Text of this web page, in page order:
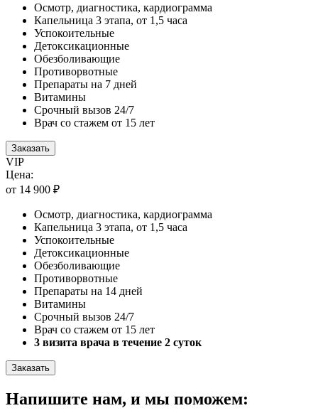
Осмотр, диагностика, кардиограмма
Капельница 3 этапа, от 1,5 часа
Успокоительные
Детоксикационные
Обезболивающие
Противорвотные
Препараты на 7 дней
Витамины
Срочный вызов 24/7
Врач со стажем от 15 лет
Заказать
VIP
Цена:
от 14 900 ₽
Осмотр, диагностика, кардиограмма
Капельница 3 этапа, от 1,5 часа
Успокоительные
Детоксикационные
Обезболивающие
Противорвотные
Препараты на 14 дней
Витамины
Срочный вызов 24/7
Врач со стажем от 15 лет
3 визита врача в течение 2 суток
Заказать
Напишите нам, и мы поможем: